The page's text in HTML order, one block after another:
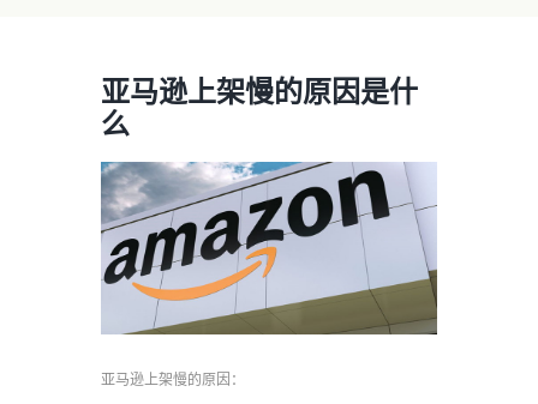
亚马逊上架慢的原因是什
么
亚马逊上架慢的原因：